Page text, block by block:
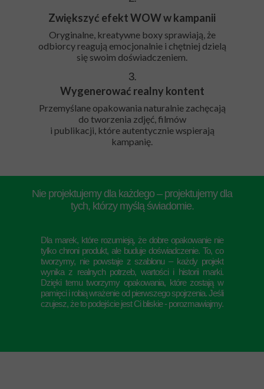
Nie projektujemy dla każdego – projektujemy dla
tych, którzy myślą świadomie.
Oryginalne, kreatywne boxy sprawiają, że
odbiorcy reagują emocjonalnie i chętniej dzielą
się swoim doświadczeniem.
Zwiększyć efekt WOW w kampanii
Przemyślane opakowania naturalnie zachęcają
do tworzenia zdjęć, filmów
i publikacji, które autentycznie wspierają
kampanię.
Wygenerować realny kontent
Dla marek, które rozumieją, że dobre opakowanie nie
tylko chroni produkt, ale buduje doświadczenie. To, co
tworzymy, nie powstaje z szablonu – każdy projekt
wynika z realnych potrzeb, wartości i historii marki.
Dzięki temu tworzymy opakowania, które zostają w
pamięci i robią wrażenie od pierwszego spojrzenia. Jeśli
czujesz, że to podejście jest Ci bliskie - porozmawiajmy.
3.